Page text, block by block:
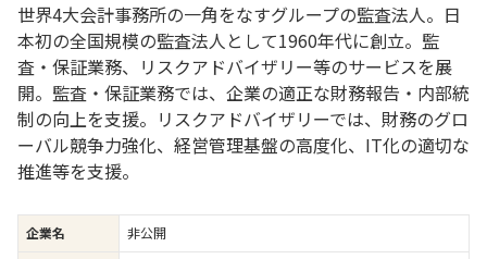
世界4大会計事務所の一角をなすグループの監査法人。日
本初の全国規模の監査法人として1960年代に創立。監
査・保証業務、リスクアドバイザリー等のサービスを展
開。監査・保証業務では、企業の適正な財務報告・内部統
制の向上を支援。リスクアドバイザリーでは、財務のグロ
ーバル競争力強化、経営管理基盤の高度化、IT化の適切な
推進等を支援。
企業名
非公開